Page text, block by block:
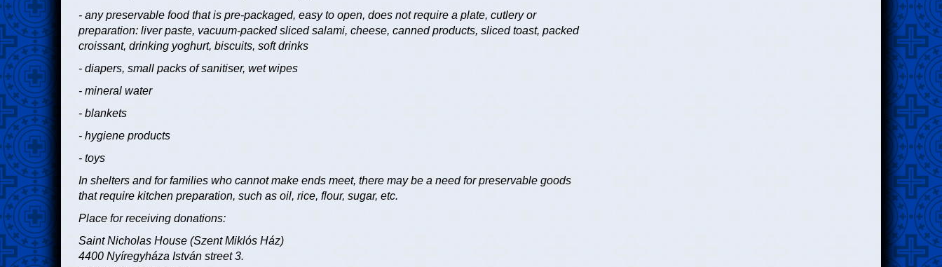
- any preservable food that is pre-packaged, easy to open, does not require a plate, cutlery or
preparation: liver paste, vacuum-packed sliced salami, cheese, canned products, sliced toast, packed
croissant, drinking yoghurt, biscuits, soft drinks
- diapers, small packs of sanitiser, wet wipes
- mineral water
- blankets
- hygiene products
- toys
In shelters and for families who cannot make ends meet, there may be a need for preservable goods
that require kitchen preparation, such as oil, rice, flour, sugar, etc.
Place for receiving donations:
Saint Nicholas House (Szent Miklós Ház)
4400 Nyíregyháza István street 3.